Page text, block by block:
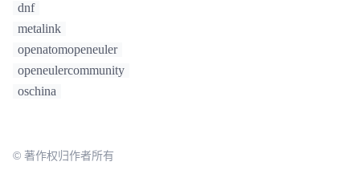
dnf
metalink
openatomopeneuler
openeulercommunity
oschina
© 著作权归作者所有